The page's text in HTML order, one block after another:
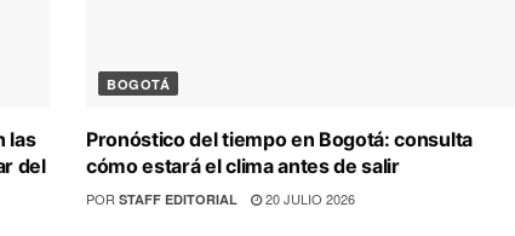
las
del
BOGOTÁ
Pronóstico del tiempo en Bogotá: consulta
cómo estará el clima antes de salir
POR STAFF EDITORIAL 20 JULIO 2026